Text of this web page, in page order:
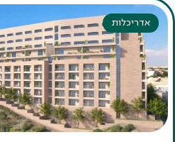
אדריכלות